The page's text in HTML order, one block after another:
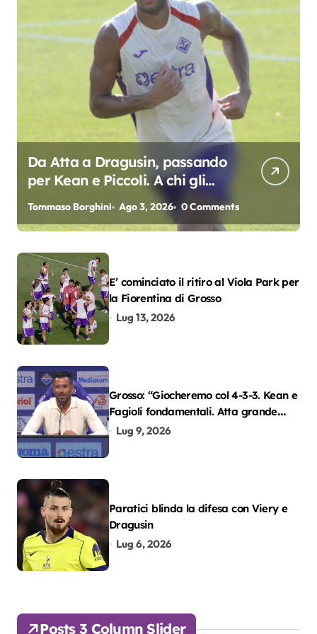
Da Atta a Dragusin, passando
per Kean e Piccoli. A chi gli
oscar del precampionato?
Tommaso Borghini Ago 3, 2026 0 Comments
E’ cominciato il ritiro al Viola Park per
la Fiorentina di Grosso
Lug 13, 2026
Grosso: “Giocheremo col 4-3-3. Kean e
Fagioli fondamentali. Atta grande
colpo”
Lug 9, 2026
Paratici blinda la difesa con Viery e
Dragusin
Lug 6, 2026
Posts 3 Column Slider